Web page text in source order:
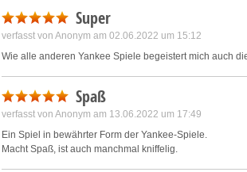
Super
verfasst von Anonym am 02.06.2022 um 15:12
Wie alle anderen Yankee Spiele begeistert mich auch
Spaß
verfasst von Anonym am 13.06.2022 um 17:49
Ein Spiel in bewährter Form der Yankee-Spiele.
Macht Spaß, ist auch manchmal kniffelig.